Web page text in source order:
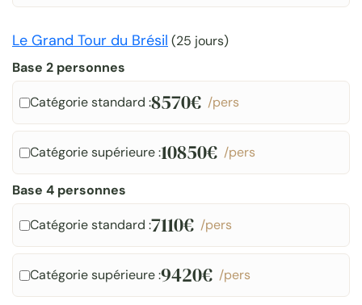
Le Grand Tour du Brésil (25 jours)
Base 2 personnes
Catégorie standard :8570€ /pers
Catégorie supérieure :10850€ /pers
Base 4 personnes
Catégorie standard :7110€ /pers
Catégorie supérieure :9420€ /pers